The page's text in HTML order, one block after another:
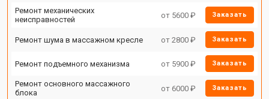
Ремонт механических
неисправностей
от 5600 ₽ Заказать
Ремонт шума в массажном кресле от 2800 ₽ Заказать
Ремонт подъемного механизма от 5900 ₽ Заказать
Ремонт основного массажного
блока
от 6000 ₽ Заказать